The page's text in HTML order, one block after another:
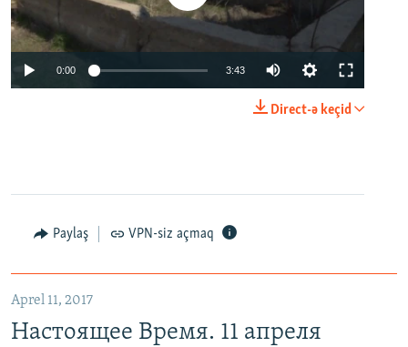
0:00 3:43
Direct-ə keçid
Paylaş VPN-siz açmaq
Aprel 11, 2017
Настоящее Время. 11 апреля